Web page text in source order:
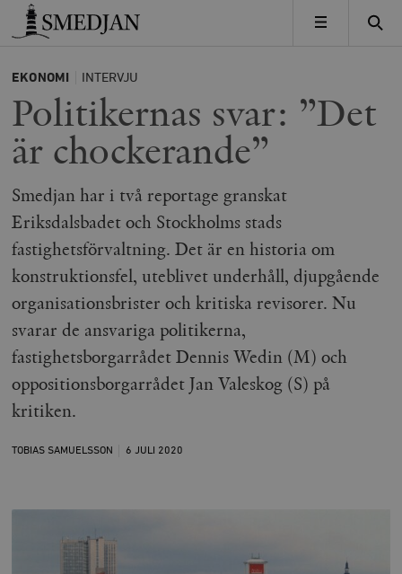
Timbro
MENY
EKONOMI INTERVJU
Politikernas svar: ”Det
är chockerande”
Smedjan har i två reportage granskat
Eriksdalsbadet och Stockholms stads
fastighetsförvaltning. Det är en historia om
konstruktionsfel, uteblivet underhåll, djupgående
organisationsbrister och kritiska revisorer. Nu
svarar de ansvariga politikerna,
fastighetsborgarrådet Dennis Wedin (M) och
oppositionsborgarrådet Jan Valeskog (S) på
kritiken.
TOBIAS SAMUELSSON 6 JULI 2020